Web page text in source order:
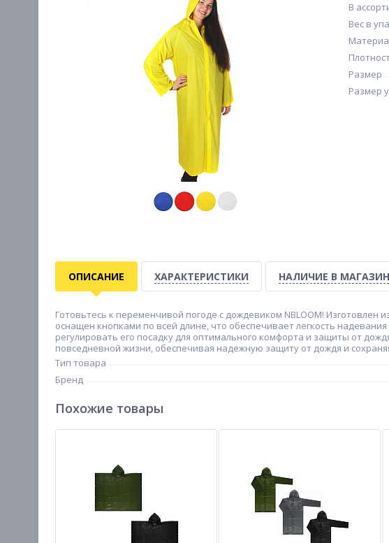
В
Вес в
Размер
Размер
ОПИСАНИЕ ХАРАКТЕРИСТИКИ НАЛИЧИЕ В
Готовьтесь к переменчивой погоде с дождевиком NBLOOM!
оснащен кнопками по всей длине, что обеспечивает легкость
регулировать его посадку для оптимального комфорта и защиты от
повседневной жизни, обеспечивая надежную защиту от дождя и
Тип товара
Бренд
Похожие товары